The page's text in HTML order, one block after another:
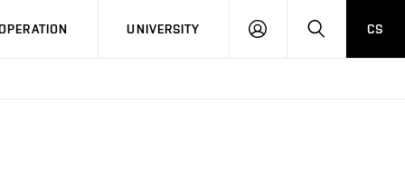
UNIVERSITY
LOG
SEARCHCS